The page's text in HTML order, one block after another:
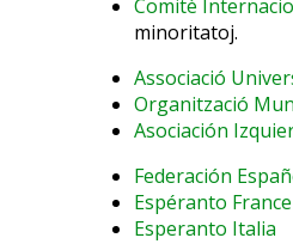
Comitè
minoritatoj.
Associació
Organització
Asociación
Federación
Espéranto France
Esperanto Italia